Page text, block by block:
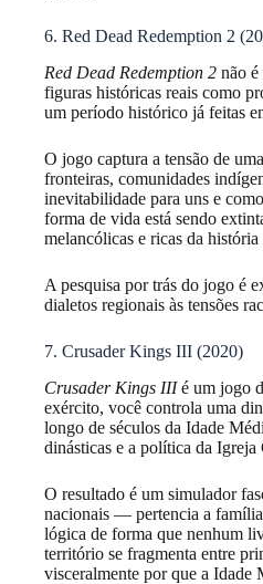
6. Red Dead Redemption 2
Red Dead Redemption 2 não
figuras históricas reais como
um período histórico já feitas
O jogo captura a tensão de
fronteiras, comunidades
inevitabilidade para uns e
forma de vida está sendo
melancólicas e ricas da
A pesquisa por trás do jogo é
dialetos regionais às tensões
7. Crusader Kings III (2020)
Crusader Kings IIIé um jogo
exército, você controla uma
longo de séculos da Idade
dinásticas e a política da Igreja
O resultado é um simulador
nacionais — pertencia a
lógica de forma que nenhum
território se fragmenta entre
visceralmente por que a Idade